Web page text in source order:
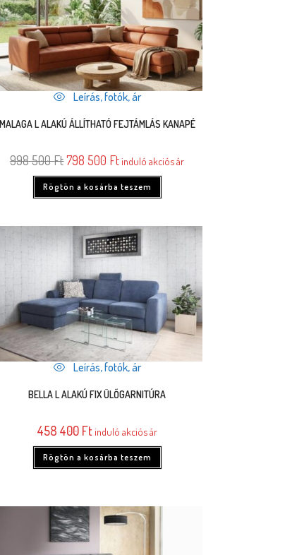
Leírás, fotók, ár
MALAGA L ALAKÚ ÁLLÍTHATÓ FEJTÁMLÁS KANAPÉ
998 500Ft798 500 Ftinduló akciós ár
Rögtön a kosárba teszem
Leírás, fotók, ár
BELLA L ALAKÚ FIX ÜLŐGARNITÚRA
458 400 Ftinduló akciós ár
Rögtön a kosárba teszem